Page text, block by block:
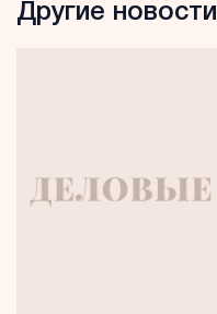
Другие новости